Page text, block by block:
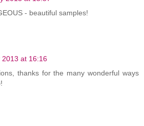
- beautiful samples!
2013 at 16:16
thanks for the many wonderful ways